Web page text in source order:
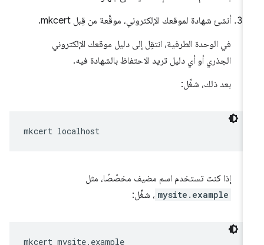
أنشئ شهادة لموقعك الإلكتروني، موقَّعة من قِبل mkcert.
في الوحدة الطرفية، انتقِل إلى دليل موقعك الإلكتروني
الجذري أو أي دليل تريد الاحتفاظ بالشهادة فيه.
بعد ذلك، شغِّل:
mkcert
إذا كنت تستخدم اسم مضيف مخصّصًا، مثل
mysite.example ، شغِّل:
mkcert